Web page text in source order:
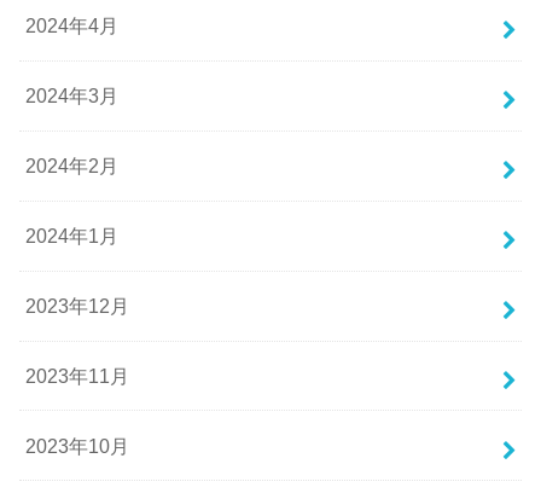
2024年4月
2024年3月
2024年2月
2024年1月
2023年12月
2023年11月
2023年10月